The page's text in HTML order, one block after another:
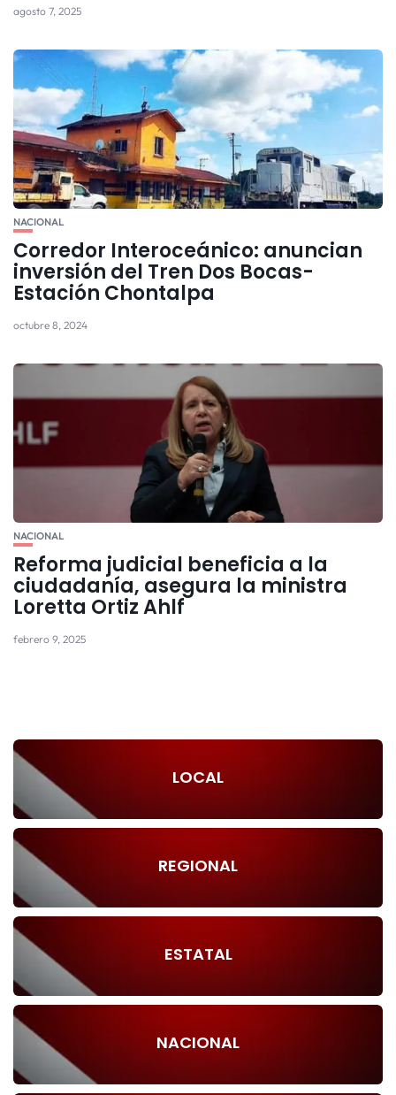
agosto 7, 2025
NACIONAL
Corredor Interoceánico: anuncian
inversión del Tren Dos Bocas-
Estación Chontalpa
octubre 8, 2024
NACIONAL
Reforma judicial beneficia a la
ciudadanía, asegura la ministra
Loretta Ortiz Ahlf
febrero 9, 2025
LOCAL
REGIONAL
ESTATAL
NACIONAL